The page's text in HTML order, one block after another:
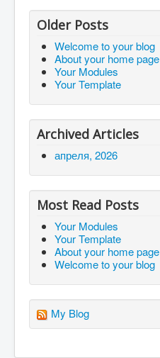
Older Posts
Welcome to your blog
About your home page
Your Modules
Your Template
Archived Articles
апреля, 2026
Most Read Posts
Your Modules
Your Template
About your home page
Welcome to your blog
My Blog